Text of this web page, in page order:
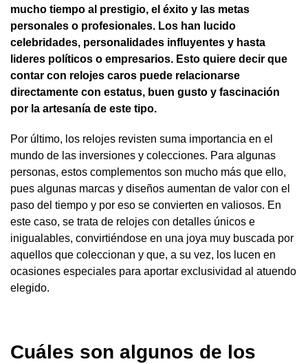
mucho tiempo al prestigio, el éxito y las metas
personales o profesionales. Los han lucido
celebridades, personalidades influyentes y hasta
lideres políticos o empresarios. Esto quiere decir que
contar con relojes caros puede relacionarse
directamente con estatus, buen gusto y fascinación
por la artesanía de este tipo.
Por último, los relojes revisten suma importancia en el
mundo de las inversiones y colecciones. Para algunas
personas, estos complementos son mucho más que ello,
pues algunas marcas y diseños aumentan de valor con el
paso del tiempo y por eso se convierten en valiosos. En
este caso, se trata de relojes con detalles únicos e
inigualables, convirtiéndose en una joya muy buscada por
aquellos que coleccionan y que, a su vez, los lucen en
ocasiones especiales para aportar exclusividad al atuendo
elegido.
Cuáles son algunos de los